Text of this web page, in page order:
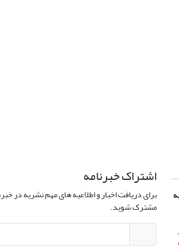
اشتراک خبرنامه
برای دریافت اخبار و اطلاعیه های مهم نشریه در
مشترک شوید.